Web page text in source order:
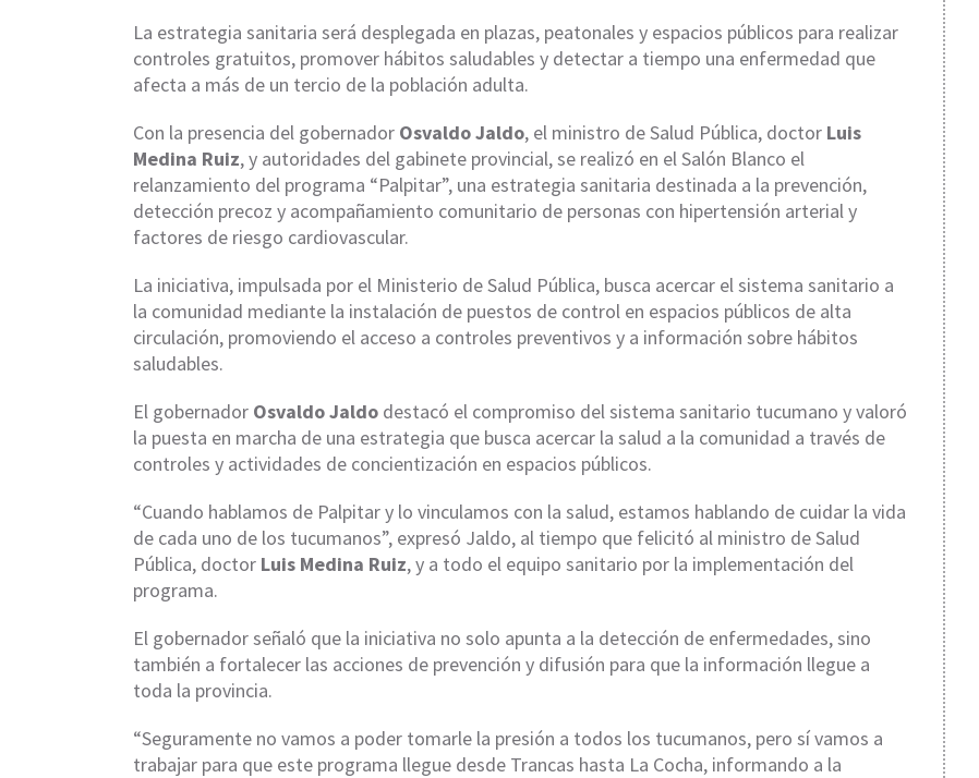
La estrategia sanitaria será desplegada en plazas, peatonales y espacios públicos para realizar
controles gratuitos, promover hábitos saludables y detectar a tiempo una enfermedad que
afecta a más de un tercio de la población adulta.
Con la presencia del gobernador Osvaldo Jaldo, el ministro de Salud Pública, doctor Luis
Medina Ruiz, y autoridades del gabinete provincial, se realizó en el Salón Blanco el
relanzamiento del programa “Palpitar”, una estrategia sanitaria destinada a la prevención,
detección precoz y acompañamiento comunitario de personas con hipertensión arterial y
factores de riesgo cardiovascular.
La iniciativa, impulsada por el Ministerio de Salud Pública, busca acercar el sistema sanitario a
la comunidad mediante la instalación de puestos de control en espacios públicos de alta
circulación, promoviendo el acceso a controles preventivos y a información sobre hábitos
saludables.
El gobernador Osvaldo Jaldo destacó el compromiso del sistema sanitario tucumano y valoró
la puesta en marcha de una estrategia que busca acercar la salud a la comunidad a través de
controles y actividades de concientización en espacios públicos.
“Cuando hablamos de Palpitar y lo vinculamos con la salud, estamos hablando de cuidar la vida
de cada uno de los tucumanos”, expresó Jaldo, al tiempo que felicitó al ministro de Salud
Pública, doctor Luis Medina Ruiz, y a todo el equipo sanitario por la implementación del
programa.
El gobernador señaló que la iniciativa no solo apunta a la detección de enfermedades, sino
también a fortalecer las acciones de prevención y difusión para que la información llegue a
toda la provincia.
“Seguramente no vamos a poder tomarle la presión a todos los tucumanos, pero sí vamos a
trabajar para que este programa llegue desde Trancas hasta La Cocha, informando a la